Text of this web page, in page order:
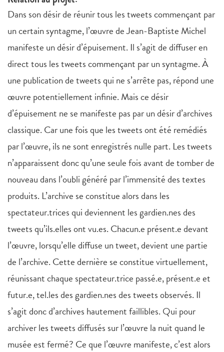
Dans son désir de réunir tous les tweets commençant par
un certain syntagme, l’œuvre de Jean-Baptiste Michel
manifeste un désir d’épuisement. Il s’agit de diffuser en
direct tous les tweets commençant par un syntagme. À
une publication de tweets qui ne s’arrête pas, répond une
œuvre potentiellement infinie. Mais ce désir
d’épuisement ne se manifeste pas par un désir d’archives
classique. Car une fois que les tweets ont été remédiés
par l’œuvre, ils ne sont enregistrés nulle part. Les tweets
n’apparaissent donc qu’une seule fois avant de tomber de
nouveau dans l’oubli généré par l’immensité des textes
produits. L’archive se constitue alors dans les
spectateur.trices qui deviennent les gardien.nes des
tweets qu’ils.elles ont vu.es. Chacun.e présent.e devant
l’œuvre, lorsqu’elle diffuse un tweet, devient une partie
de l’archive. Cette dernière se constitue virtuellement,
réunissant chaque spectateur.trice passé.e, présent.e et
futur.e, tel.les des gardien.nes des tweets observés. Il
s’agit donc d’archives hautement faillibles. Qui pour
archiver les tweets diffusés sur l’œuvre la nuit quand le
musée est fermé? Ce que l’œuvre manifeste, c’est alors